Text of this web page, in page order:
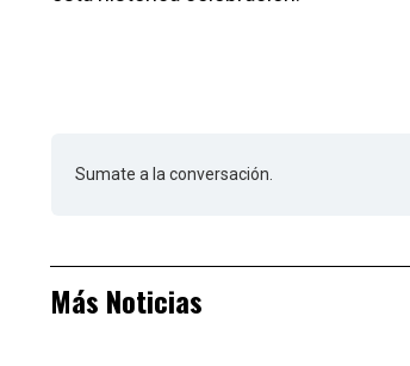
Sumate a la conversación.
Más Noticias